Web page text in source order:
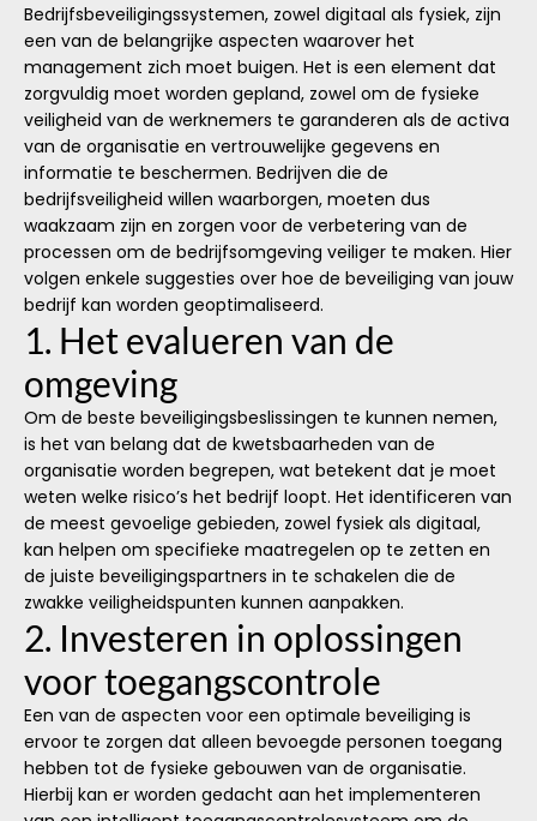
Bedrijfsbeveiligingssystemen, zowel digitaal als fysiek, zijn
een van de belangrijke aspecten waarover het
management zich moet buigen. Het is een element dat
zorgvuldig moet worden gepland, zowel om de fysieke
veiligheid van de werknemers te garanderen als de activa
van de organisatie en vertrouwelijke gegevens en
informatie te beschermen. Bedrijven die de
bedrijfsveiligheid willen waarborgen, moeten dus
waakzaam zijn en zorgen voor de verbetering van de
processen om de bedrijfsomgeving veiliger te maken. Hier
volgen enkele suggesties over hoe de beveiliging van jouw
bedrijf kan worden geoptimaliseerd.
1. Het evalueren van de
omgeving
Om de beste beveiligingsbeslissingen te kunnen nemen,
is het van belang dat de kwetsbaarheden van de
organisatie worden begrepen, wat betekent dat je moet
weten welke risico’s het bedrijf loopt. Het identificeren van
de meest gevoelige gebieden, zowel fysiek als digitaal,
kan helpen om specifieke maatregelen op te zetten en
de juiste beveiligingspartners in te schakelen die de
zwakke veiligheidspunten kunnen aanpakken.
2. Investeren in oplossingen
voor toegangscontrole
Een van de aspecten voor een optimale beveiliging is
ervoor te zorgen dat alleen bevoegde personen toegang
hebben tot de fysieke gebouwen van de organisatie.
Hierbij kan er worden gedacht aan het implementeren